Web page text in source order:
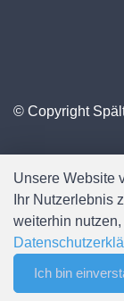
Merkliste
© Copyright
Unsere Website
Ihr Nutzerlebnis
weiterhin
Ich bin